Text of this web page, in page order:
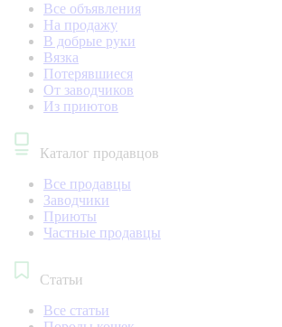
Все объявления
На продажу
В добрые руки
Вязка
Потерявшиеся
От заводчиков
Из приютов
Каталог продавцов
Все продавцы
Заводчики
Приюты
Частные продавцы
Статьи
Все статьи